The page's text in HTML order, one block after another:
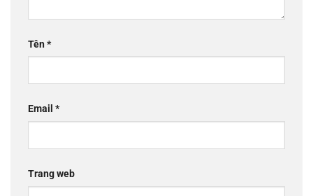
Tên*
Email *
Trang web